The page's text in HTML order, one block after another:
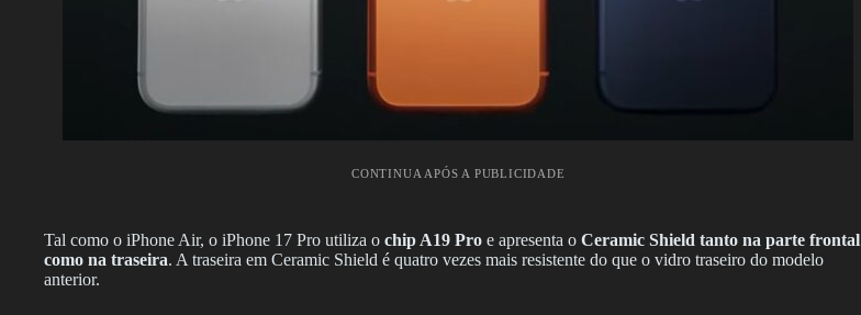
CONTINUA APÓS A PUBLICIDADE
Tal como o iPhone Air, o iPhone 17 Pro utiliza o chip A19 Pro e apresenta o Ceramic Shield tanto na parte frontal
como na traseira. A traseira em Ceramic Shield é quatro vezes mais resistente do que o vidro traseiro do modelo
anterior.